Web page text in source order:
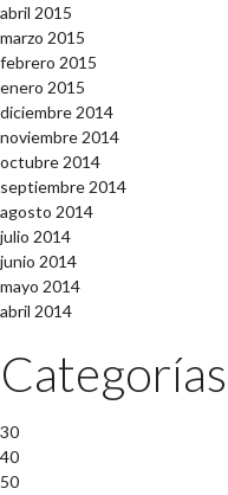
abril 2015
marzo 2015
febrero 2015
enero 2015
diciembre 2014
noviembre 2014
octubre 2014
septiembre 2014
agosto 2014
julio 2014
junio 2014
mayo 2014
abril 2014
Categorías
30
40
50